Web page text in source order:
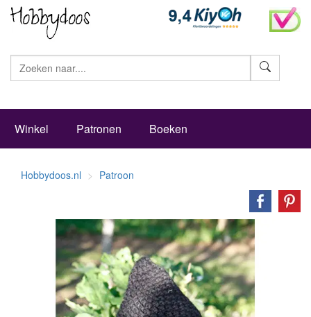
Winkel Patronen Boeken
Hobbydoos.nl Patroon